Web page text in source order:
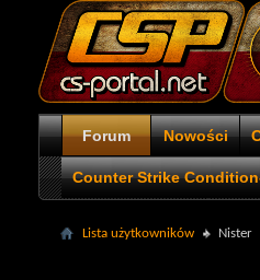
Forum Nowości
Counter Strike
Lista użytkowników Nister